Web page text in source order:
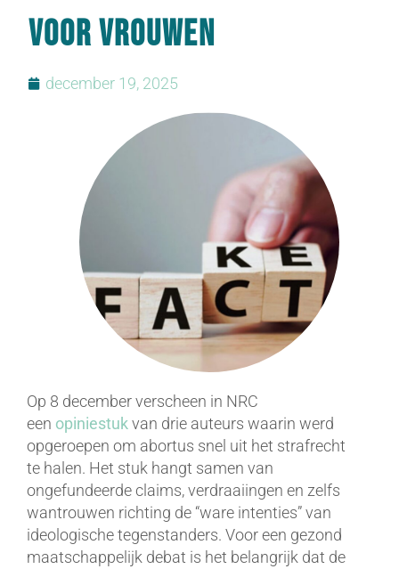
voor vrouwen
december 19, 2025
Op 8 december verscheen in NRC
een opiniestukvan drie auteurs waarin werd
opgeroepen om abortus snel uit het strafrecht
te halen. Het stuk hangt samen van
ongefundeerde claims, verdraaiingen en zelfs
wantrouwen richting de “ware intenties” van
ideologische tegenstanders. Voor een gezond
maatschappelijk debat is het belangrijk dat de